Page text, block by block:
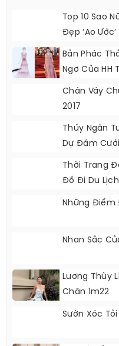
Top 10 Sao
Đẹp ‘ao
Bản Phác
Ngơ Của HH
Chân Váy
2017
Thúy Ngân
Dự Đám Cưới
Thời Trang
Đồ Đi Du Lịch
Những Điểm
Nhan Sắc
Lương Thùy
Chân 1m22
Sườn Xóc